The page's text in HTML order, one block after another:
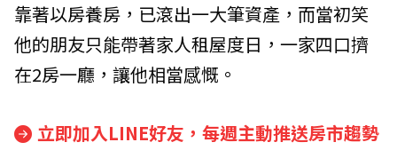
靠著以房養房，已滾出一大筆資產，而當初笑
他的朋友只能帶著家人租屋度日，一家四口擠
在2房一廳，讓他相當感慨。
立即加入LINE好友，每週主動推送房市趨勢